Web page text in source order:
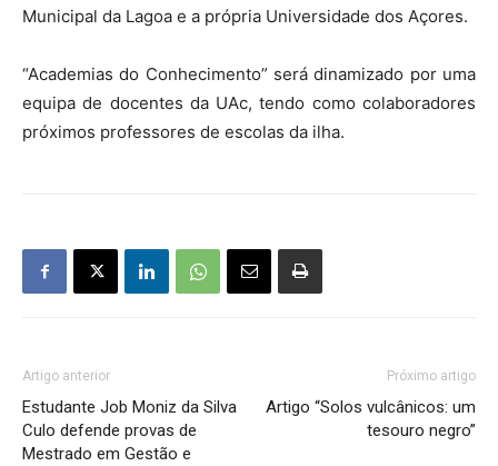
Municipal da Lagoa e a própria Universidade dos Açores.
“Academias do Conhecimento” será dinamizado por uma
equipa de docentes da UAc, tendo como colaboradores
próximos professores de escolas da ilha.
Artigo anterior
Estudante Job Moniz da Silva
Culo defende provas de
Mestrado em Gestão e
Próximo artigo
Artigo “Solos vulcânicos: um
tesouro negro”